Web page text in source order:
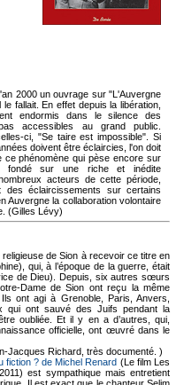
2000 un ouvrage sur "L'Auvergne
fallait. En effet depuis la libération,
endormis dans le silence des
accessibles au grand public.
ci, "Se taire est impossible". Si
doivent être éclaircies, l'on doit
ce phénomène qui pèse encore sur
fondé sur une riche et inédite
acteurs de cette période,
éclaircissements sur certains
Auvergne la collaboration volontaire
(Gilles Lévy)
de Sion à recevoir ce titre en
qui, à l’époque de la guerre, était
de Dieu). Depuis, six autres sœurs
Dame de Sion ont reçu la même
ont agi à Grenoble, Paris, Anvers,
qui ont sauvé des Juifs pendant la
oubliée. Et il y en a d’autres, qui,
officielle, ont œuvré dans le
Jacques Richard, très documenté. )
fiction ? de Michel Renard (Le film Les
est sympathique mais entretient